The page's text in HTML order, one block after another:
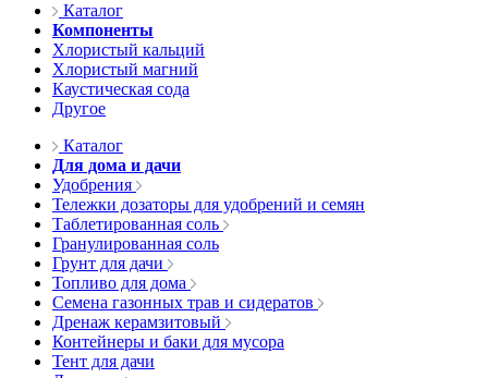
Каталог
Компоненты
Хлористый кальций
Хлористый магний
Каустическая сода
Другое
Каталог
Для дома и дачи
Удобрения
Тележки дозаторы для удобрений и семян
Таблетированная соль
Гранулированная соль
Грунт для дачи
Топливо для дома
Семена газонных трав и сидератов
Дренаж керамзитовый
Контейнеры и баки для мусора
Тент для дачи